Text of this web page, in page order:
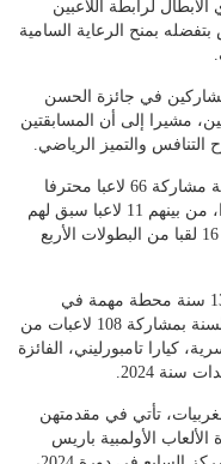
لرابطة اللاعبين
بمنح الرعاية السامية
في جائزة الحسن
مشيرا إلى أن المسابقتين
التنافس والتميز الرياضي.
وشهدت دورة جائزة الحسن الثاني لهذه السنة مشاركة 66 لاعبا محترفا
من بين ألمع نجوم اللعبة، ينتمون إلى 12 بلدا، من بينهم 11 لاعبا سبق لهم
الفوز بلقب إحدى البطولات الكبرى وأحرزوا 16 لقبا من البطولات الأربع
أما كأس الأميرة للا مريم، التي أضحت منذ 13 سنة محطة مهمة في
الدوري الأوروبي للمحترفات، فتميزت هذه السنة بمشاركة 108 لاعبات من
كيارا تامبورليني، الفائزة
2024.
تأتي في مقدمتهن
الأولمبية باريس